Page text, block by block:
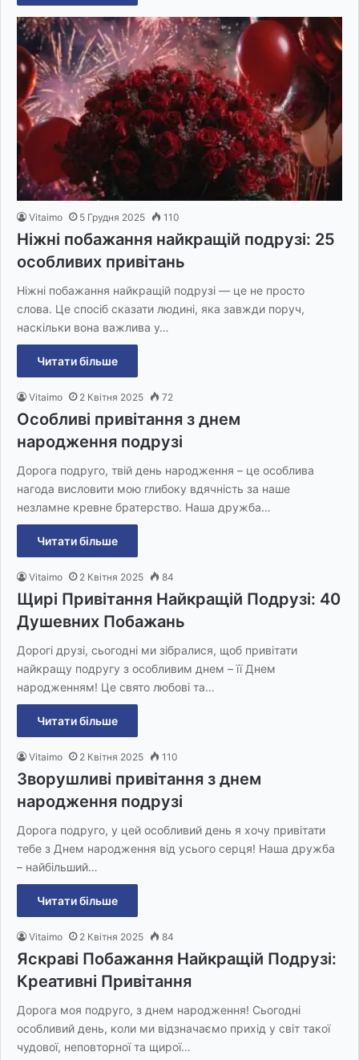
Vitaimo 5 Грудня 2025 110
Ніжні побажання найкращій подрузі: 25
особливих привітань
Ніжні побажання найкращій подрузі — це не просто
слова. Це спосіб сказати людині, яка завжди поруч,
наскільки вона важлива у…
Читати більше
Vitaimo 2 Квітня 2025 72
Особливі привітання з днем
народження подрузі
Дорога подруго, твій день народження – це особлива
нагода висловити мою глибоку вдячність за наше
незламне кревне братерство. Наша дружба…
Читати більше
Vitaimo 2 Квітня 2025 84
Щирі Привітання Найкращій Подрузі: 40
Душевних Побажань
Дорогі друзі, сьогодні ми зібралися, щоб привітати
найкращу подругу з особливим днем – її Днем
народженням! Це свято любові та…
Читати більше
Vitaimo 2 Квітня 2025 110
Зворушливі привітання з днем
народження подрузі
Дорога подруго, у цей особливий день я хочу привітати
тебе з Днем народження від усього серця! Наша дружба
– найбільший…
Читати більше
Vitaimo 2 Квітня 2025 84
Яскраві Побажання Найкращій Подрузі:
Креативні Привітання
Дорога моя подруго, з днем народження! Сьогодні
особливий день, коли ми відзначаємо прихід у світ такої
чудової, неповторної та щирої…